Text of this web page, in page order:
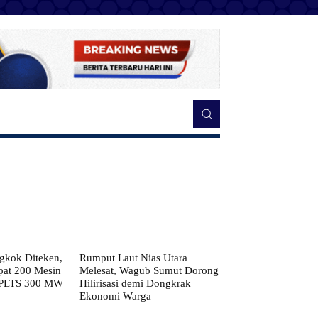
Diteken,
200 Mesin
300 MW
Rumput Laut Nias Utara
Melesat, Wagub Sumut Dorong
Hilirisasi demi Dongkrak
Ekonomi Warga